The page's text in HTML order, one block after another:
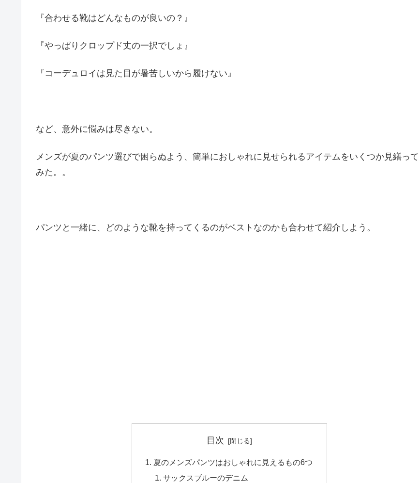
『合わせる靴はどんなものが良いの？』
『やっぱりクロップド丈の一択でしょ』
『コーデュロイは見た目が暑苦しいから履けない』
など、意外に悩みは尽きない。
メンズが夏のパンツ選びで困らぬよう、簡単におしゃれに見せられるアイテムをいくつか見繕って
みた。。
パンツと一緒に、どのような靴を持ってくるのがベストなのかも合わせて紹介しよう。
目次
夏のメンズパンツはおしゃれに見えるもの6つ
サックスブルーのデニム